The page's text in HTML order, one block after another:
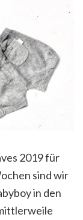
2019 für
sind wir
in den